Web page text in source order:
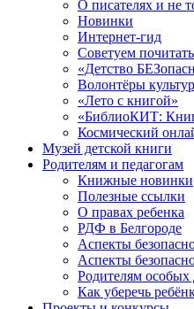
О писателях и не
Новинки
Интернет-гид
Советуем почитать
«Детство
Волонтёры
«Лето с книгой»
«БиблиоКИТ:
Космический
Музей детской книги
Родителям и педагогам
Книжные новинки
Полезные ссылки
О правах ребенка
РДФ в Белгороде
Аспекты
Аспекты
Родителям особых
Как уберечь